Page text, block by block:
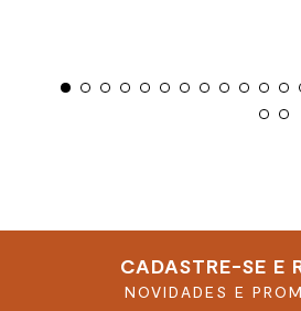
CADASTRE-SE E
NOVIDADES E